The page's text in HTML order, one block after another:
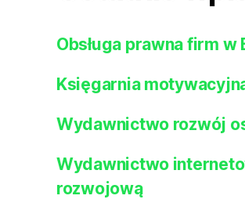
Obsługa prawna firm w
Księgarnia
Wydawnictwo rozwój
Wydawnictwo
rozwojową